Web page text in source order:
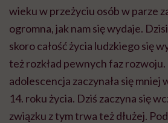
wieku w przeżyciu osób w parze
ogromna, jak nam się wydaje.
skoro całość życia ludzkiego się
też rozkład pewnych faz rozwoju.
adolescencja zaczynała się mniej
14. roku życia. Dziś zaczyna się
związku z tym trwa też dłużej.